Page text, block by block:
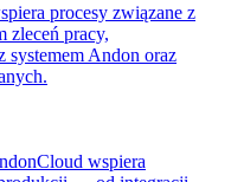
procesy związane z
zleceń pracy,
systemem Andon oraz
wspiera